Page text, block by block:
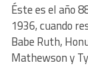
Éste es el año
1936, cuando
Babe Ruth,
Mathewson y